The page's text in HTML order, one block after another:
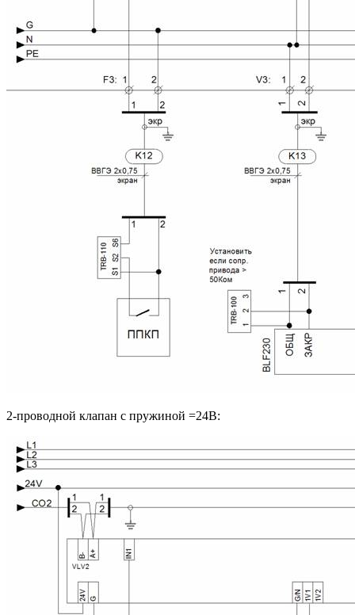
2-проводной клапан с пружиной =24В: